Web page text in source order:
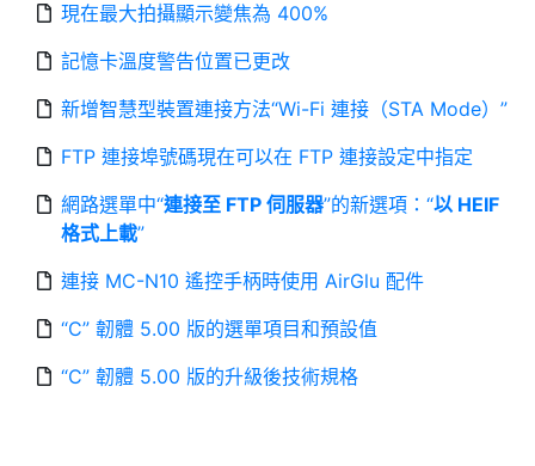
現在最大拍攝顯示變焦為 400%
記憶卡溫度警告位置已更改
新增智慧型裝置連接方法“Wi-Fi 連接（STA Mode）”
FTP 連接埠號碼現在可以在 FTP 連接設定中指定
網路選單中“連接至 FTP 伺服器”的新選項：“以 HEIF
格式上載”
連接 MC-N10 遙控手柄時使用 AirGlu 配件
“C” 韌體 5.00 版的選單項目和預設值
“C” 韌體 5.00 版的升級後技術規格